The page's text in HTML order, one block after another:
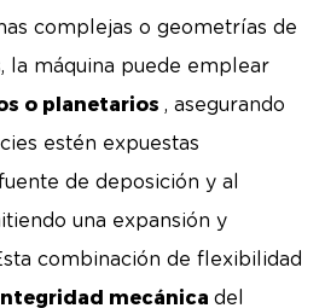
complejas o geometrías de
la máquina puede emplear
o planetarios , asegurando
estén expuestas
de deposición y al
una expansión y
combinación de flexibilidad
mecánica del